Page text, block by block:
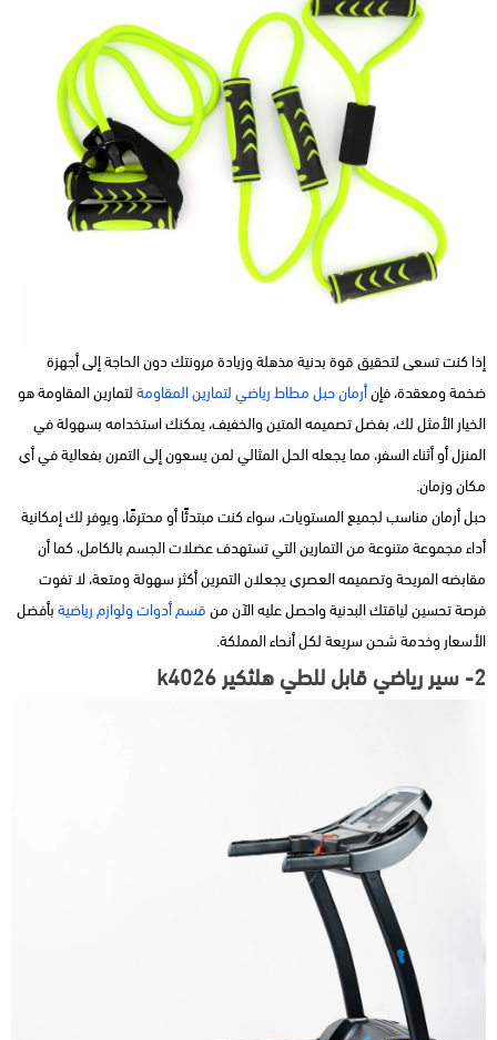
إذا كنت تسعى لتحقيق قوة بدنية مذهلة وزيادة مرونتك دون الحاجة إلى أجهزة
ضخمة ومعقدة، فإنأرمان حبل مطاط رياضي لتمارين المقاومةلتمارين المقاومة هو
الخيار الأمثل لك، بفضل تصميمه المتين والخفيف، يمكنك استخدامه بسهولة في
المنزل أو أثناء السفر، مما يجعله الحل المثالي لمن يسعون إلى التمرن بفعالية في أي
مكان وزمان.
حبل أرمان مناسب لجميع المستويات، سواء كنت مبتدئًا أو محترفًا، ويوفر لك إمكانية
أداء مجموعة متنوعة من التمارين التي تستهدف عضلات الجسم بالكامل، كما أن
مقابضه المريحة وتصميمه العصري يجعلان التمرين أكثر سهولة ومتعة، لا تفوت
فرصة تحسين لياقتك البدنية واحصل عليه الآن منقسم أدوات ولوازم رياضيةبأفضل
الأسعار وخدمة شحن سريعة لكل أنحاء المملكة.
2- سير رياضي قابل للطي هلثكير k4026